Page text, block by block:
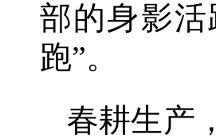
部的身影
跑”。
春耕生产